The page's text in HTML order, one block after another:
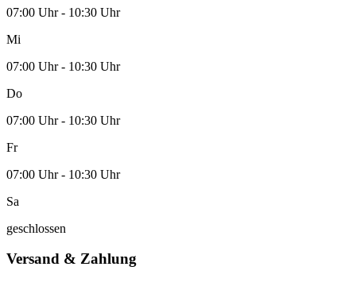
07:00 Uhr - 10:30 Uhr
Mi
07:00 Uhr - 10:30 Uhr
Do
07:00 Uhr - 10:30 Uhr
Fr
07:00 Uhr - 10:30 Uhr
Sa
geschlossen
Versand & Zahlung